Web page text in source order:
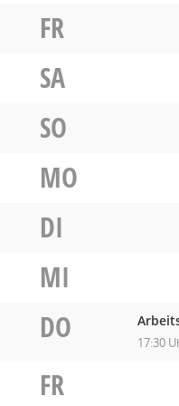
FR
SA
SO
MO
DI
MI
DO 17:30
FR